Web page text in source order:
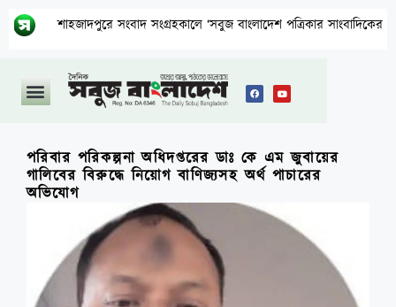
শাহজাদপুরে সংবাদ সংগ্রহকালে ‘সবুজ বাংলাদেশ পত্রিকার সাংবাদিকের মোবাইল
পরিবার পরিকল্পনা অধিদপ্তরের ডাঃ কে এম জুবায়ের
গালিবের বিরুদ্ধে নিয়োগ বাণিজ্যসহ অর্থ পাচারের
অভিযোগ